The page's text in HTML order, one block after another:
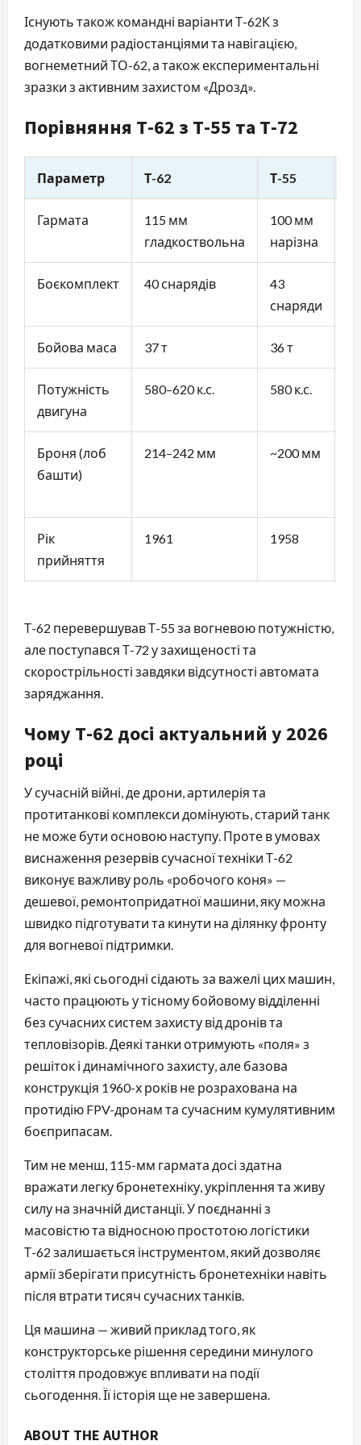
Існують також командні варіанти Т-62К з
додатковими радіостанціями та навігацією,
вогнеметний ТО-62, а також експериментальні
зразки з активним захистом «Дрозд».
Порівняння Т-62 з Т-55 та Т-72
Параметр Т-62 Т-55
Гармата
115 мм
гладкоствольна
100 мм
нарізна
Боєкомплект 40 снарядів
43
снаряди
Бойова маса 37 т 36 т
Потужність
двигуна
580–620 к.с. 580 к.с.
Броня (лоб
башти)
214–242 мм ~200 мм
Рік
прийняття
1961 1958
Т-62 перевершував Т-55 за вогневою потужністю,
але поступався Т-72 у захищеності та
скорострільності завдяки відсутності автомата
заряджання.
Чому Т-62 досі актуальний у 2026
році
У сучасній війні, де дрони, артилерія та
протитанкові комплекси домінують, старий танк
не може бути основою наступу. Проте в умовах
виснаження резервів сучасної техніки Т-62
виконує важливу роль «робочого коня» —
дешевої, ремонтопридатної машини, яку можна
швидко підготувати та кинути на ділянку фронту
для вогневої підтримки.
Екіпажі, які сьогодні сідають за важелі цих машин,
часто працюють у тісному бойовому відділенні
без сучасних систем захисту від дронів та
тепловізорів. Деякі танки отримують «поля» з
решіток і динамічного захисту, але базова
конструкція 1960-х років не розрахована на
протидію FPV-дронам та сучасним кумулятивним
боєприпасам.
Тим не менш, 115-мм гармата досі здатна
вражати легку бронетехніку, укріплення та живу
силу на значній дистанції. У поєднанні з
масовістю та відносною простотою логістики
Т-62 залишається інструментом, який дозволяє
армії зберігати присутність бронетехніки навіть
після втрати тисяч сучасних танків.
Ця машина — живий приклад того, як
конструкторське рішення середини минулого
століття продовжує впливати на події
сьогодення. Її історія ще не завершена.
ABOUT THE AUTHOR